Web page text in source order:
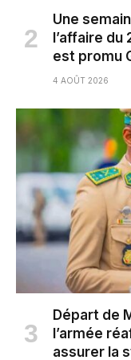
Une
l’affaire
est promu
4 AOÛT 2026
Départ de
l’armée
assurer la